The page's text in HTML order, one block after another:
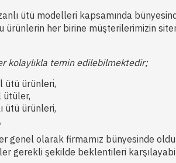
ütü modelleri kapsamında
ürünlerin her birine müşterilerimizin
kolaylıkla temin edilebilmektedir;
ütü ürünleri,
ütüler,
ütü ürünleri,
genel olarak firmamız bünyesinde
gerekli şekilde beklentileri